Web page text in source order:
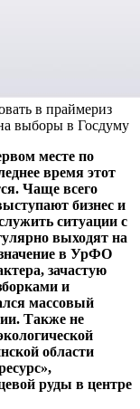
в праймериз
выборы в Госдуму
месте по
время этот
Чаще всего
бизнес и
ситуации с
выходят на
в УрФО
зачастую
и
массовый
Также не
области
руды в центре